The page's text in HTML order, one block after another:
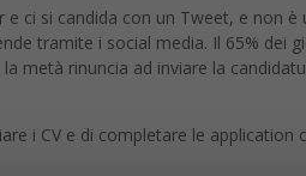
ci si candida con un Tweet, e non
tramite i social media. Il 65% dei
metà rinuncia ad inviare la
i CV e di completare le